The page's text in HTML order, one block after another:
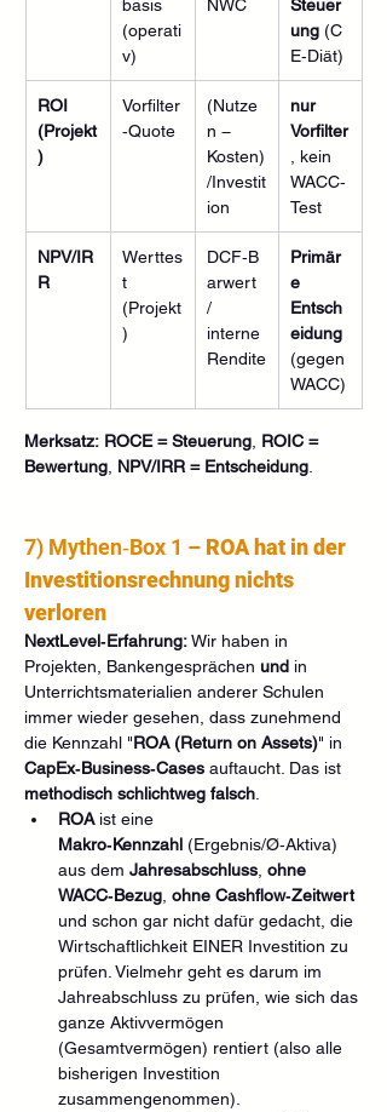
basis
(operati
v)
NWC
Steuer
ung (C
E‑Diät)
ROI
(Projekt
)
Vorfilter
‑Quote
(Nutze
n −
Kosten)
/Investit
ion
nur
Vorfilter
, kein
WACC‑
Test
NPV/IR
R
Werttes
t
(Projekt
)
DCF‑B
arwert
/
interne
Rendite
Primär
e
Entsch
eidung
(gegen
WACC)
Merksatz: ROCE = Steuerung ROIC =
Bewertung NPV/IRR = Entscheidung
7) Mythen‑Box 1 – ROA hat in der
Investitionsrechnung nichts
verloren
NextLevel‑Erfahrung: Wir haben in
Projekten, Bankengesprächen und in
Unterrichtsmaterialien anderer Schulen
immer wieder gesehen, dass zunehmend
die Kennzahl "ROA (Return on Assets)" in
CapEx‑Business‑Cases auftaucht. Das ist
methodisch schlichtweg falsch
ROA ist eine
Makro‑Kennzahl (Ergebnis/Ø‑Aktiva)
aus dem Jahresabschluss ohne
WACC‑Bezug ohne Cashflow‑Zeitwert
und schon gar nicht dafür gedacht, die
Wirtschaftlichkeit EINER Investition zu
prüfen. Vielmehr geht es darum im
Jahreabschluss zu prüfen, wie sich das
ganze Aktivvermögen
(Gesamtvermögen) rentiert (also alle
bisherigen Investition
zusammengenommen).